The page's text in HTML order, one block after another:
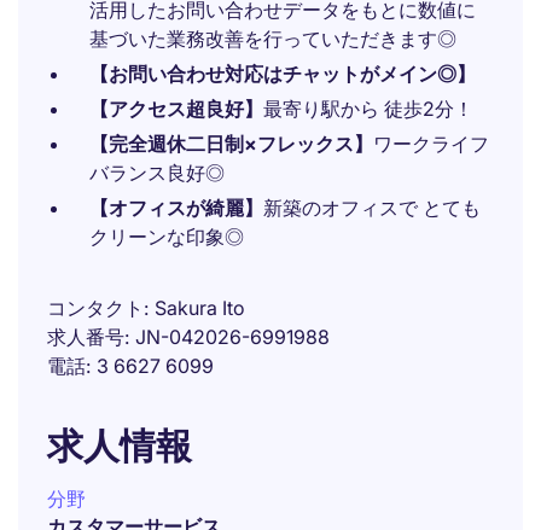
活用したお問い合わせデータをもとに数値に
基づいた業務改善を行っていただきます◎
【お問い合わせ対応はチャットがメイン◎】
【アクセス超良好】 最寄り駅から 徒歩2分！
【完全週休二日制×フレックス】 ワークライフ
バランス良好◎
【オフィスが綺麗】 新築のオフィスで とても
クリーンな印象◎
コンタクト
Sakura Ito
求人番号 JN-042026-6991988
電話 3 6627 6099
求人情報
分野